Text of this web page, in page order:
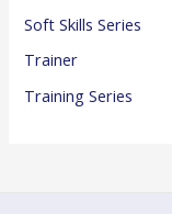
Soft Skills Series
Trainer
Training Series